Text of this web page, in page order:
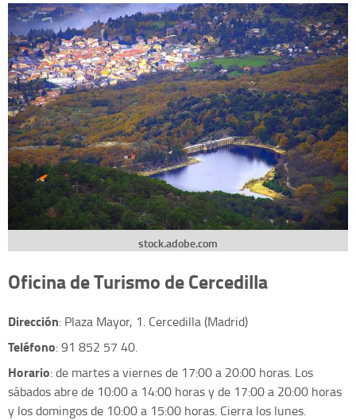
stock.adobe.com
Oficina de Turismo de Cercedilla
Dirección: Plaza Mayor, 1. Cercedilla (Madrid)
Teléfono: 91 852 57 40.
Horario: de martes a viernes de 17:00 a 20:00 horas. Los
sábados abre de 10:00 a 14:00 horas y de 17:00 a 20:00 horas
y los domingos de 10:00 a 15:00 horas. Cierra los lunes.